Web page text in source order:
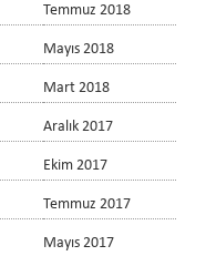
Temmuz 2018
Mayıs 2018
Mart 2018
Aralık 2017
Ekim 2017
Temmuz 2017
Mayıs 2017